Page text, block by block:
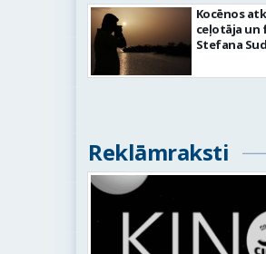
Kocēnos
ceļotāja
Stefana
Reklāmraksti